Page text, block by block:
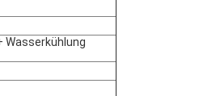
Wasserkühlung